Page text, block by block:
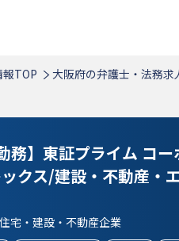
TOP 大阪府の弁護士・法務求
務】東証プライム コ
クス/建設・不動産・
宅・建設・不動産企業